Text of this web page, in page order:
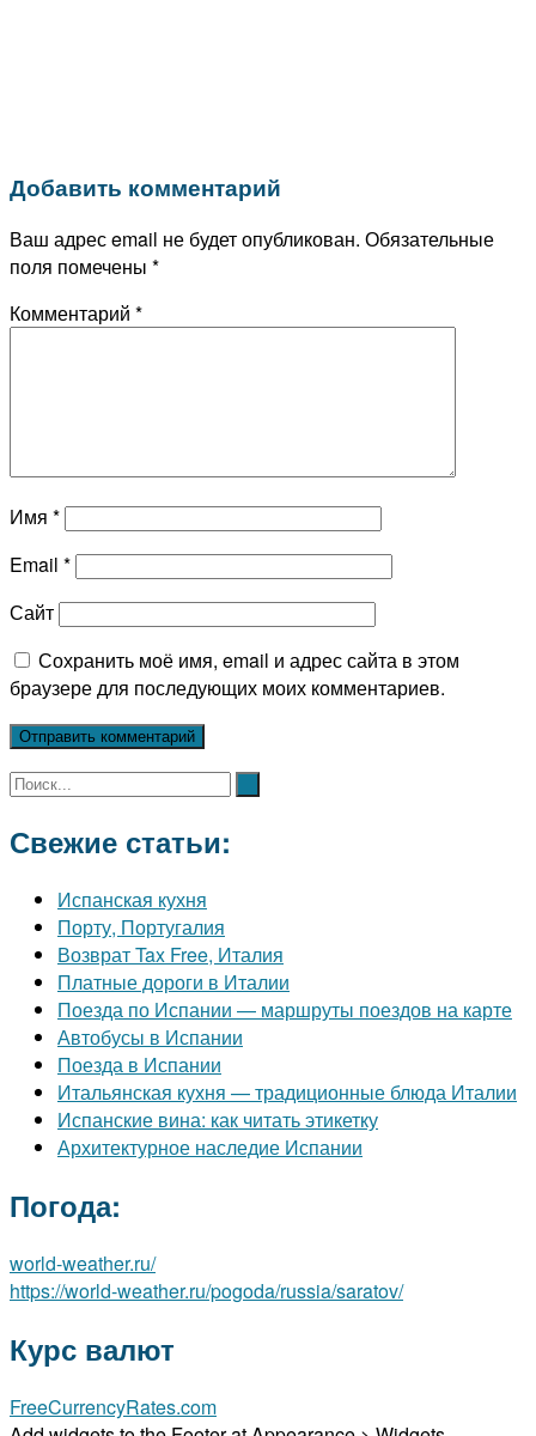
Добавить комментарий
Ваш адрес email не будет опубликован. Обязательные
поля помечены *
Комментарий *
Имя *
Email *
Сайт
Сохранить моё имя, email и адрес сайта в этом
браузере для последующих моих комментариев.
Свежие статьи:
Испанская кухня
Порту, Португалия
Возврат Tax Free, Италия
Платные дороги в Италии
Поезда по Испании — маршруты поездов на карте
Автобусы в Испании
Поезда в Испании
Итальянская кухня — традиционные блюда Италии
Испанские вина: как читать этикетку
Архитектурное наследие Испании
Погода:
world-weather.ru/
https://world-weather.ru/pogoda/russia/saratov/
Курс валют
FreeCurrencyRates.com